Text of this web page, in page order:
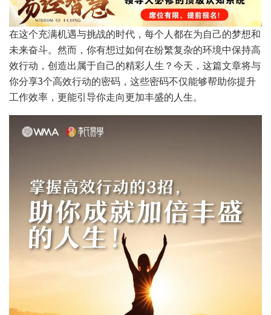
在这个充满机遇与挑战的时代，每个人都在为自己的梦想和
未来奋斗。然而，你有想过如何在纷繁复杂的环境中保持高
效行动，创造出属于自己的精彩人生？今天，这篇文章将与
你分享3个高效行动的密码，这些密码不仅能够帮助你提升
工作效率，更能引导你走向更加丰盛的人生。